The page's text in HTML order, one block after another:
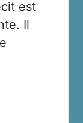
est
Il